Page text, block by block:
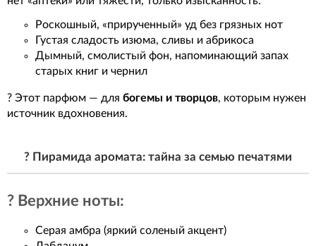
Роскошный, «прирученный» уд без грязных нот
Густая сладость изюма, сливы и абрикоса
Дымный, смолистый фон, напоминающий запах
старых книг и чернил
? Этот парфюм — для богемы и творцов, которым нужен
источник вдохновения.
? Пирамида аромата: тайна за семью печатями
? Верхние ноты:
Серая амбра (яркий соленый акцент)